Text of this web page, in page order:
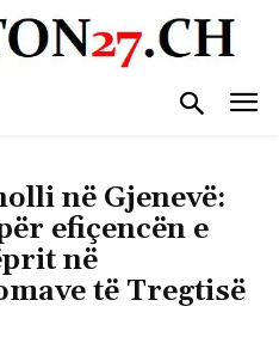
në Gjenevë:
efiçencën e
në
të Tregtisë